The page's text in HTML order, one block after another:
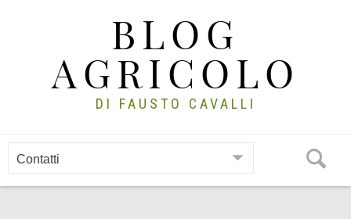
BLOG
AGRICOLO
DI FAUSTO CAVALLI